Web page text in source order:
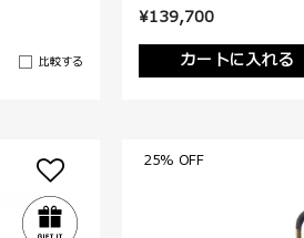
比較する
¥139,700
カートに入れる
25% OFF